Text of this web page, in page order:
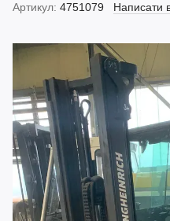
Артикул: 4751079 Написати